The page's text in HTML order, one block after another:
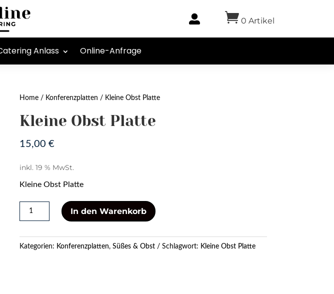
  0 Artikel
Anlass Online-Anfrage
Home/ Konferenzplatten / Kleine Obst Platte
Kleine Obst Platte
15,00 €
inkl. 19 % MwSt.
Kleine Obst Platte
Kleine
Obst
Platte
Menge
In den Warenkorb
Kategorien: Konferenzplatten, Süßes & Obst Schlagwort: Kleine Obst Platte